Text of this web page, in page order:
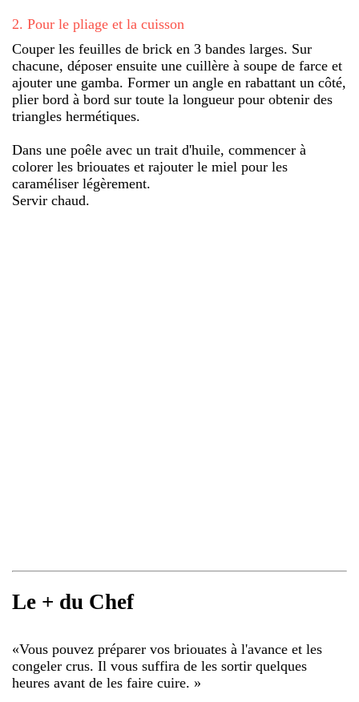
2. Pour le pliage et la cuisson
Couper les feuilles de brick en 3 bandes larges. Sur
chacune, déposer ensuite une cuillère à soupe de farce et
ajouter une gamba. Former un angle en rabattant un côté,
plier bord à bord sur toute la longueur pour obtenir des
triangles hermétiques.
Dans une poêle avec un trait d'huile, commencer à
colorer les briouates et rajouter le miel pour les
caraméliser légèrement.
Servir chaud.
Le + du Chef
«Vous pouvez préparer vos briouates à l'avance et les
congeler crus. Il vous suffira de les sortir quelques
heures avant de les faire cuire. »